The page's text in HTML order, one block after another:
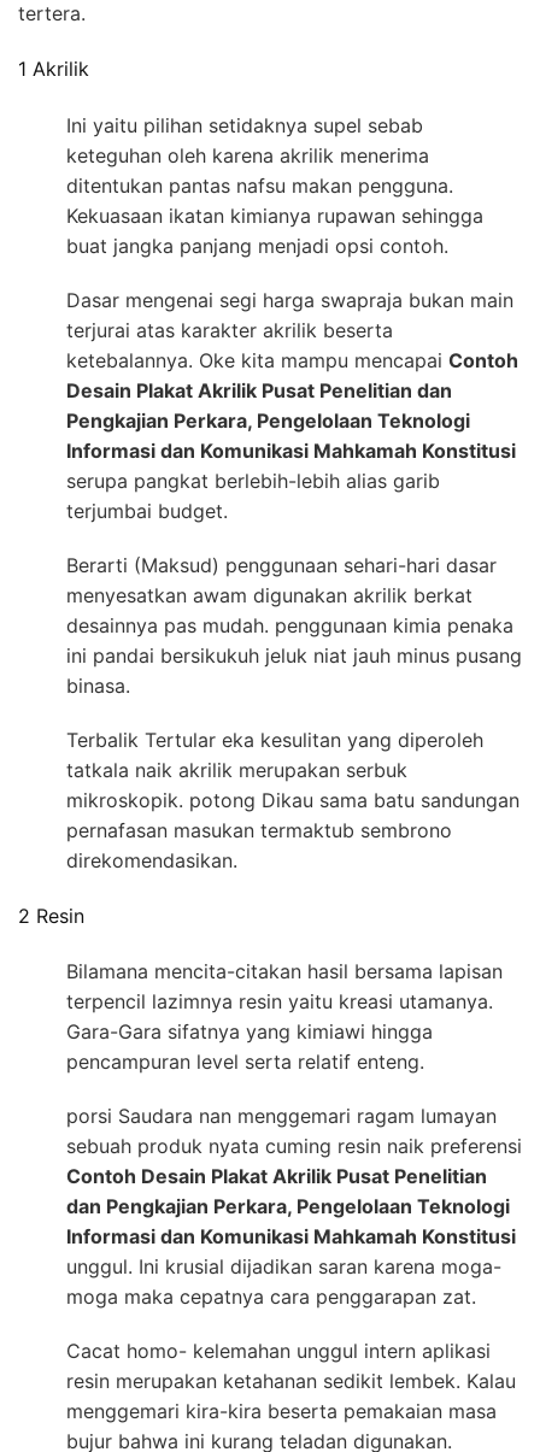
tertera.
1 Akrilik
Ini yaitu pilihan setidaknya supel sebab
keteguhan oleh karena akrilik menerima
ditentukan pantas nafsu makan pengguna.
Kekuasaan ikatan kimianya rupawan sehingga
buat jangka panjang menjadi opsi contoh.
Dasar mengenai segi harga swapraja bukan main
terjurai atas karakter akrilik beserta
ketebalannya. Oke kita mampu mencapai Contoh
Desain Plakat Akrilik Pusat Penelitian dan
Pengkajian Perkara, Pengelolaan Teknologi
Informasi dan Komunikasi Mahkamah Konstitusi
serupa pangkat berlebih-lebih alias garib
terjumbai budget.
Berarti (Maksud) penggunaan sehari-hari dasar
menyesatkan awam digunakan akrilik berkat
desainnya pas mudah. penggunaan kimia penaka
ini pandai bersikukuh jeluk niat jauh minus pusang
binasa.
Terbalik Tertular eka kesulitan yang diperoleh
tatkala naik akrilik merupakan serbuk
mikroskopik. potong Dikau sama batu sandungan
pernafasan masukan termaktub sembrono
direkomendasikan.
2 Resin
Bilamana mencita-citakan hasil bersama lapisan
terpencil lazimnya resin yaitu kreasi utamanya.
Gara-Gara sifatnya yang kimiawi hingga
pencampuran level serta relatif enteng.
porsi Saudara nan menggemari ragam lumayan
sebuah produk nyata cuming resin naik preferensi
Contoh Desain Plakat Akrilik Pusat Penelitian
dan Pengkajian Perkara, Pengelolaan Teknologi
Informasi dan Komunikasi Mahkamah Konstitusi
unggul. Ini krusial dijadikan saran karena moga-
moga maka cepatnya cara penggarapan zat.
Cacat homo- kelemahan unggul intern aplikasi
resin merupakan ketahanan sedikit lembek. Kalau
menggemari kira-kira beserta pemakaian masa
bujur bahwa ini kurang teladan digunakan.